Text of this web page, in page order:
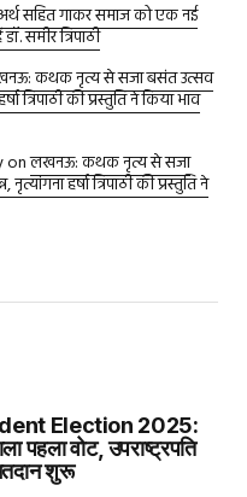
सहित गाकर समाज को एक नई
समीर त्रिपाठी
कथक नृत्य से सजा बसंत उत्सव
त्रिपाठी की प्रस्तुति ने किया भाव
onलखनऊ: कथक नृत्य से सजा
हर्षा त्रिपाठी की प्रस्तुति ने
Election 2025:
पहला वोट, उपराष्ट्रपति
शुरू